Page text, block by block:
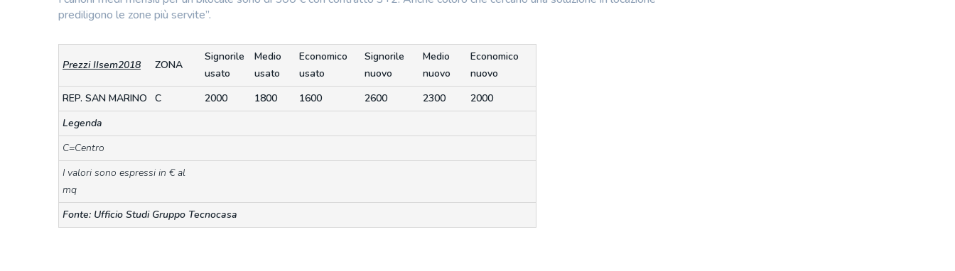
prediligono le zone più servite”.
Prezzi IIsem2018 ZONA
Signorile
usato
Medio
usato
Economico
usato
Signorile
nuovo
Medio
nuovo
Economico
nuovo
REP. SAN MARINO
C 2000 1800 1600 2600 2300
2000
Legenda
C=Centro
I valori sono espressi in € al
mq
Fonte: Ufficio Studi Gruppo Tecnocasa